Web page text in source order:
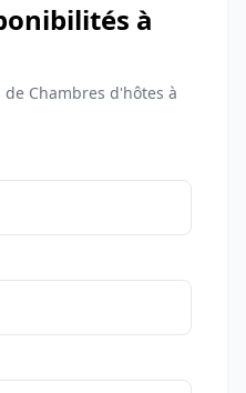
à
Chambres d'hôtes à